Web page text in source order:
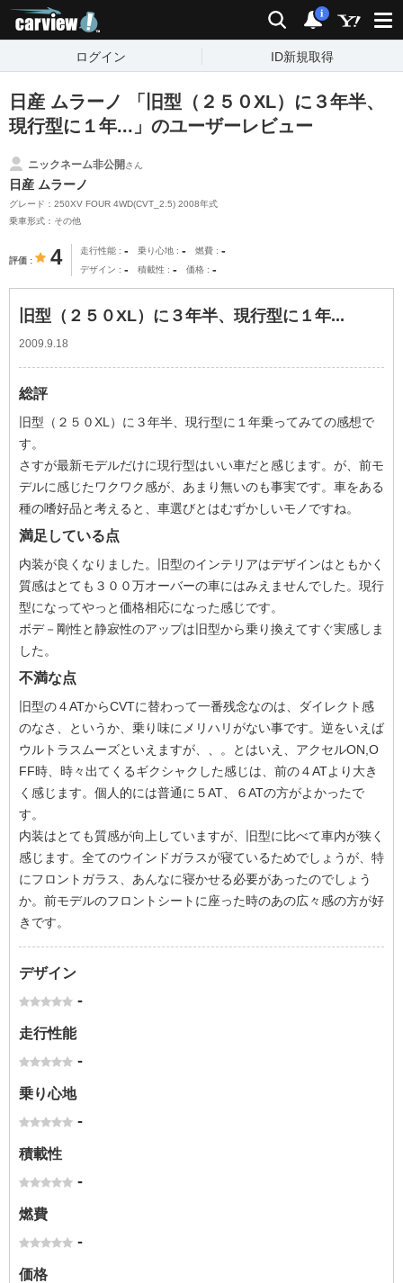
検索 通知
i
ログイン ID新規取得
日産 ムラーノ 「旧型（２５０XL）に３年半、
現行型に１年...」のユーザーレビュー
ニックネーム非公開さん
日産 ムラーノ
グレード：250XV FOUR 4WD(CVT_2.5) 2008年式
乗車形式：その他
評価 4 走行性能 - 乗り心地 - 燃費 -
デザイン - 積載性 - 価格 -
旧型（２５０XL）に３年半、現行型に１年...
2009.9.18
総評
旧型（２５０XL）に３年半、現行型に１年乗ってみての感想で
す。
さすが最新モデルだけに現行型はいい車だと感じます。が、前モ
デルに感じたワクワク感が、あまり無いのも事実です。車をある
種の嗜好品と考えると、車選びとはむずかしいモノですね。
満足している点
内装が良くなりました。旧型のインテリアはデザインはともかく
質感はとても３００万オーバーの車にはみえませんでした。現行
型になってやっと価格相応になった感じです。
ボデ－剛性と静寂性のアップは旧型から乗り換えてすぐ実感しま
した。
不満な点
旧型の４ATからCVTに替わって一番残念なのは、ダイレクト感
のなさ、というか、乗り味にメリハリがない事です。逆をいえば
ウルトラスムーズといえますが、、。とはいえ、アクセルON,O
FF時、時々出てくるギクシャクした感じは、前の４ATより大き
く感じます。個人的には普通に５AT、６ATの方がよかったで
す。
内装はとても質感が向上していますが、旧型に比べて車内が狭く
感じます。全てのウインドガラスが寝ているためでしょうが、特
にフロントガラス、あんなに寝かせる必要があったのでしょう
か。前モデルのフロントシートに座った時のあの広々感の方が好
きです。
デザイン
-
走行性能
-
乗り心地
-
積載性
-
燃費
-
価格